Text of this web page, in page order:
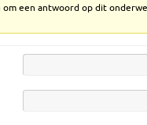
een antwoord op dit